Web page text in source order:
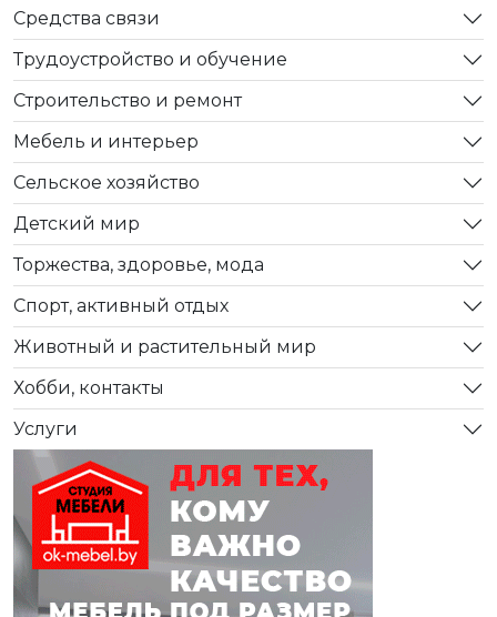
Средства связи
Трудоустройство и обучение
Строительство и ремонт
Мебель и интерьер
Сельское хозяйство
Детский мир
Торжества, здоровье, мода
Спорт, активный отдых
Животный и растительный мир
Хобби, контакты
Услуги